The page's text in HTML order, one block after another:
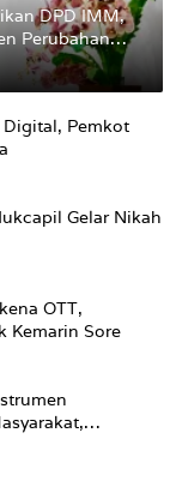
DPD IMM,
Perubahan
Pemkot
Gelar Nikah
OTT,
Kemarin Sore
Pemkot